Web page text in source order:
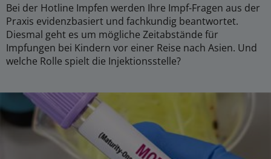
Bei der Hotline Impfen werden Ihre Impf-Fragen aus der
Praxis evidenzbasiert und fachkundig beantwortet.
Diesmal geht es um mögliche Zeitabstände für
Impfungen bei Kindern vor einer Reise nach Asien. Und
welche Rolle spielt die Injektionsstelle?